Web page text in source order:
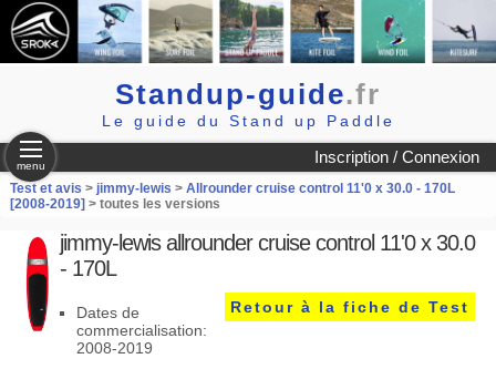
Standup-guide.fr
Le guide du Stand up Paddle
Inscription / Connexion
menu
Test et avis > jimmy-lewis > Allrounder cruise control 11'0 x 30.0 - 170L
[2008-2019] > toutes les versions
jimmy-lewis allrounder cruise control 11'0 x 30.0
- 170L
Retour à la fiche de Test
Dates de
commercialisation:
2008-2019